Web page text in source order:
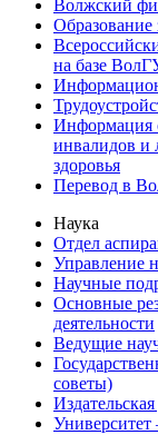
Волжский
Образование
на базе
Информация
инвалидов и
здоровья
Перевод в
Наука
Отдел
Управление
Научные
Основные
деятельности
Ведущие
советы)
Университет